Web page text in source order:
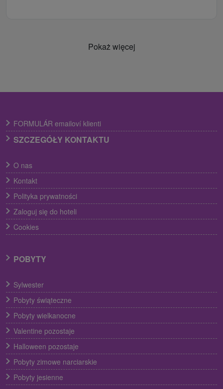
Pokaż więcej
FORMULÁR emailoví klienti
SZCZEGÓŁY KONTAKTU
O nas
Kontakt
Polityka prywatności
Zaloguj się do hoteli
Cookies
POBYTY
Sylwester
Pobyty świąteczne
Pobyty wielkanocne
Valentine pozostaje
Halloween pozostaje
Pobyty zimowe narciarskie
Pobyty jesienne